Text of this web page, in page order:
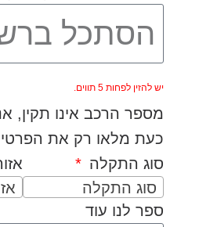
יש להזין לפחות 5 תווים.
מספר הרכב אינו תקין,
כעת מלאו רק את
סוג התקלה
סוג התקלה
ספר לנו עוד